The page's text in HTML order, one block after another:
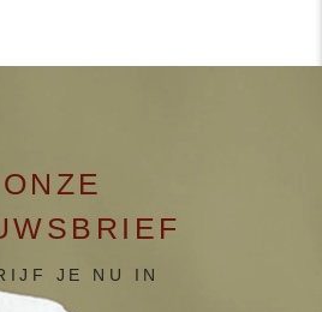
ONZE
JE NU IN